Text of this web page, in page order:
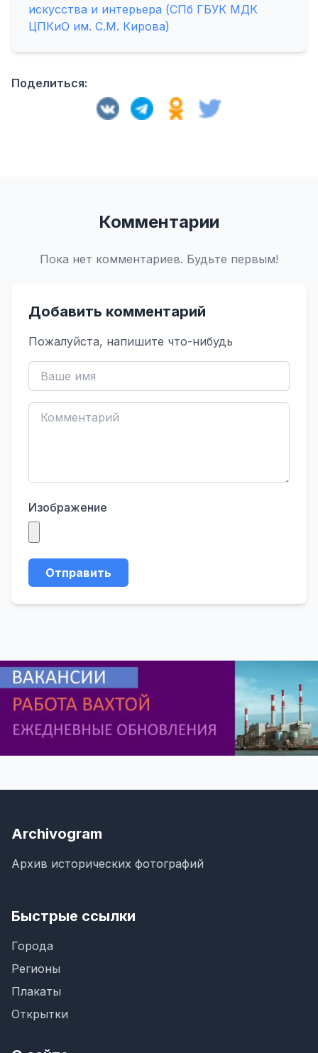
искусства и интерьера (СПб ГБУК МДК
ЦПКиО им. С.М. Кирова)
Поделиться:
Комментарии
Пока нет комментариев. Будьте первым!
Добавить комментарий
Пожалуйста, напишите что-нибудь
Изображение
Отправить
Archivogram
Архив исторических фотографий
Быстрые ссылки
Города
Регионы
Плакаты
Открытки